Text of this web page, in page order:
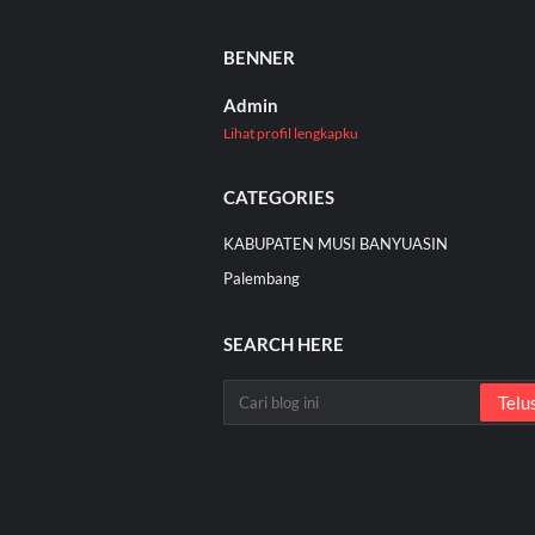
BENNER
Admin
Lihat profil lengkapku
CATEGORIES
KABUPATEN MUSI BANYUASIN
Palembang
SEARCH HERE